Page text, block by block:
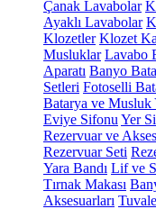
Çanak Lavabolar
Ayaklı Lavabolar
Klozetler Klozet
Musluklar Lavabo
Aparatı Banyo
Setleri Fotoselli
Batarya ve Musluk
Eviye Sifonu Yer
Rezervuar ve
Rezervuar Seti
Yara Bandı Lif ve
Tırnak Makası
Aksesuarları